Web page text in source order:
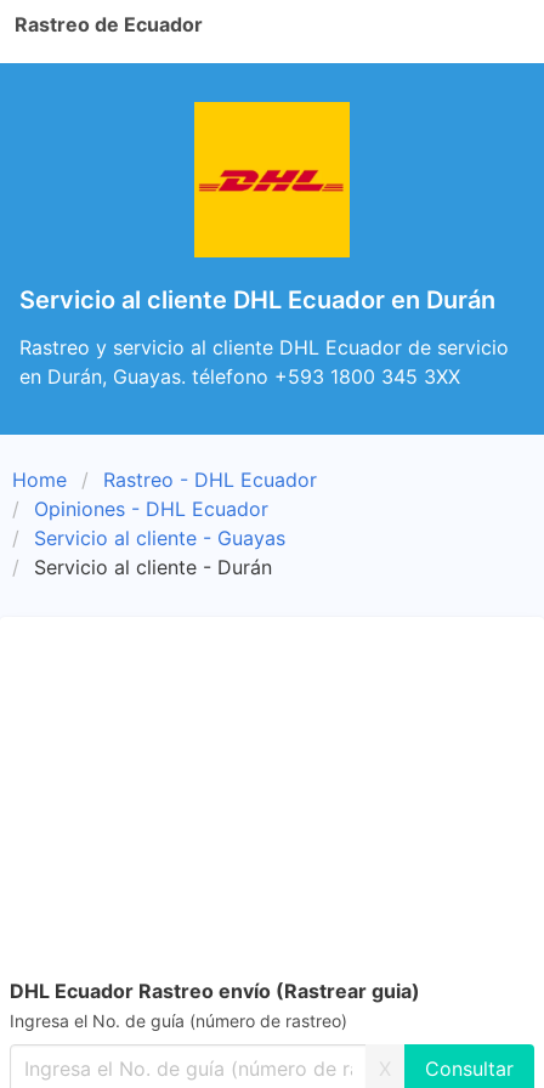
Rastreo de Ecuador
Servicio al cliente DHL Ecuador en Durán
Rastreo y servicio al cliente DHL Ecuador de servicio
en Durán, Guayas. télefono +593 1800 345 3XX
Home
Rastreo - DHL Ecuador
Opiniones - DHL Ecuador
Servicio al cliente - Guayas
Servicio al cliente - Durán
DHL Ecuador Rastreo envío (Rastrear guia)
Ingresa el No. de guía (número de rastreo)
X